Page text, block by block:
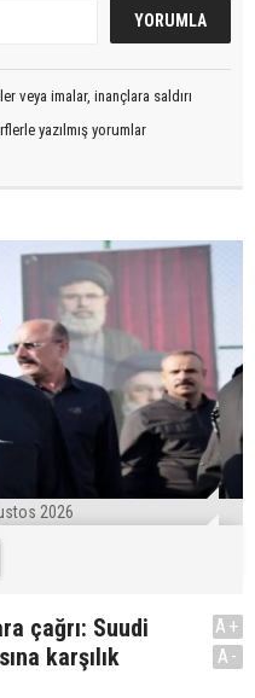
veya imalar, inançlara saldırı
yazılmış yorumlar
2026
çağrı: Suudi
karşılık
A+
A-